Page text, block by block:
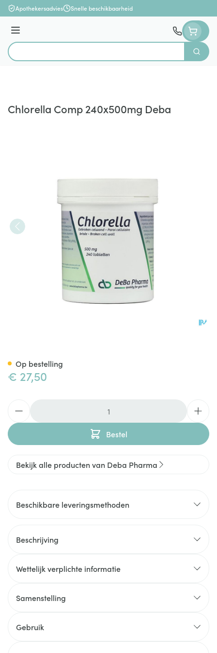
Ga naar de inhoud
Apothekersadvies Snelle beschikbaarheid
Menu
Product, merk, categorie...
Zoek
Chlorella Comp 240x500mg Deba
€ 27,50
Bestel
Op bestelling
Bekijk alle producten van Deba Pharma
Beschikbare leveringsmethoden
Beschrijving
Wettelijk verplichte informatie
Samenstelling
Gebruik